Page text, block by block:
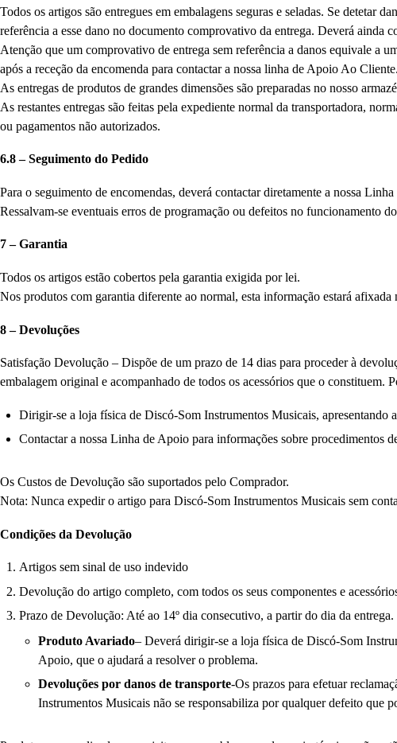
Todos os artigos são entregues em embalagens seguras e seladas. Se detetar
referência a esse dano no documento comprovativo da entrega. Deverá ainda
Atenção que um comprovativo de entrega sem referência a danos equivale a
após a receção da encomenda para contactar a nossa linha de Apoio Ao Cliente.
As entregas de produtos de grandes dimensões são preparadas no nosso
As restantes entregas são feitas pela expediente normal da transportadora,
ou pagamentos não autorizados.
6.8 – Seguimento do Pedido
Para o seguimento de encomendas, deverá contactar diretamente a nossa
Ressalvam-se eventuais erros de programação ou defeitos no funcionamento
7 – Garantia
Todos os artigos estão cobertos pela garantia exigida por lei.
Nos produtos com garantia diferente ao normal, esta informação estará
8 – Devoluções
Satisfação Devolução – Dispõe de um prazo de 14 dias para proceder à
embalagem original e acompanhado de todos os acessórios que o constituem.
Dirigir-se a loja física de Discó-Som Instrumentos Musicais,
Contactar a nossa Linha de Apoio para informações sobre procedimentos
Os Custos de Devolução são suportados pelo Comprador.
Nota: Nunca expedir o artigo para Discó-Som Instrumentos Musicais sem
Condições da Devolução
Artigos sem sinal de uso indevido
Devolução do artigo completo, com todos os seus componentes e
Prazo de Devolução: Até ao 14º dia consecutivo, a partir do dia da entrega.
Produto Avariado– Deverá dirigir-se a loja física de Discó-Som
Apoio, que o ajudará a resolver o problema.
Devoluções por danos de transporte-Os prazos para efetuar
Instrumentos Musicais não se responsabiliza por qualquer defeito que